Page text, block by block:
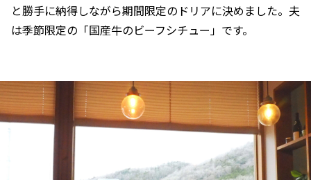
と勝手に納得しながら期間限定のドリアに決めました。夫
は季節限定の「国産牛のビーフシチュー」です。